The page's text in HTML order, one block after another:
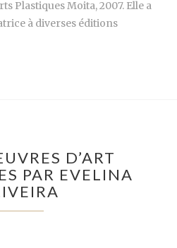
Plastiques Moita, 2007. Elle a
à diverses éditions
D’ART
PAR EVELINA